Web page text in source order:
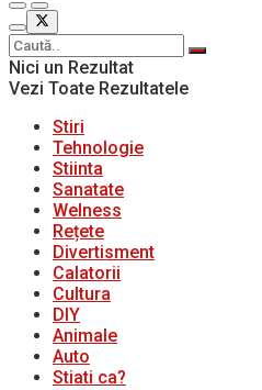
Nici un Rezultat
Vezi Toate Rezultatele
Stiri
Tehnologie
Stiinta
Sanatate
Welness
Rețete
Divertisment
Calatorii
Cultura
DIY
Animale
Auto
Stiati ca?